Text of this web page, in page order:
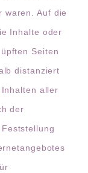
waren. Auf die
Inhalte oder
Seiten
distanziert
aller
der